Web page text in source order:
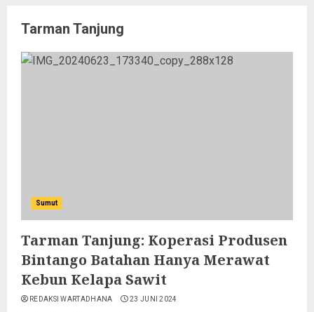
Tarman Tanjung
Sumut
Tarman Tanjung: Koperasi Produsen
Bintango Batahan Hanya Merawat
Kebun Kelapa Sawit
REDAKSI WARTADHANA 23 JUNI 2024